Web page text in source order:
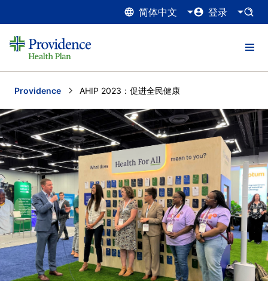
简体中文 登录
Providence Current:
AHIP 2023：促进全民健康